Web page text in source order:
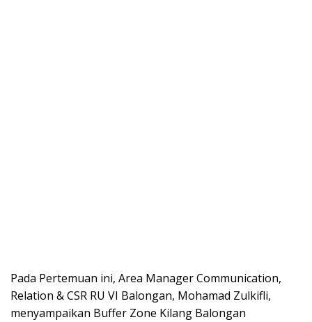
Pada Pertemuan ini, Area Manager Communication,
Relation & CSR RU VI Balongan, Mohamad Zulkifli,
menyampaikan Buffer Zone Kilang Balongan